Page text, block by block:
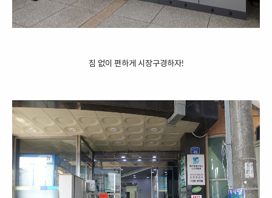
짐 없이 편하게 시장구경하자!